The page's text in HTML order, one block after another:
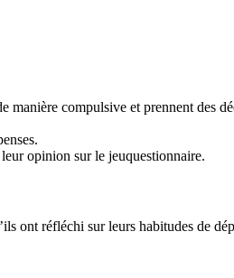
compulsive et prennent des
opinion sur le jeuquestionnaire.
ont réfléchi sur leurs habitudes de